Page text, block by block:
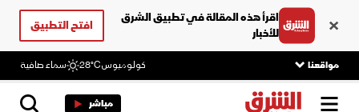
اقرأ هذه المقالة في تطبيق الشرق
للأخبار
افتح التطبيق
مواقعنا كولومبوس28°C سماء صافية
مباشر